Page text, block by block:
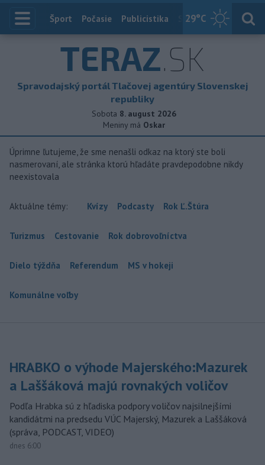
29°C
Index
Šport Počasie Publicistika Slovensko
TERAZ.SK
Spravodajský portál Tlačovej agentúry Slovenskej
republiky
Sobota 8. august 2026
Meniny má Oskar
Úprimne ľutujeme, že sme nenašli odkaz na ktorý ste boli
nasmerovaní, ale stránka ktorú hľadáte pravdepodobne nikdy
neexistovala
Aktuálne témy: Kvízy Podcasty Rok Ľ.Štúra
Turizmus Cestovanie Rok dobrovoľníctva
Dielo týždňa Referendum MS v hokeji
Komunálne voľby
HRABKO o výhode Majerského:Mazurek
a Laššáková majú rovnakých voličov
Podľa Hrabka sú z hľadiska podpory voličov najsilnejšími
kandidátmi na predsedu VÚC Majerský, Mazurek a Laššáková
(správa, PODCAST, VIDEO)
dnes 6:00